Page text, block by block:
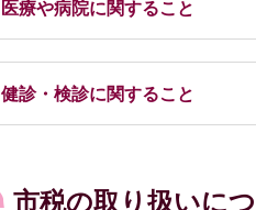
医療や病院に関すること
健診・検診に関すること
市税の取り扱いに